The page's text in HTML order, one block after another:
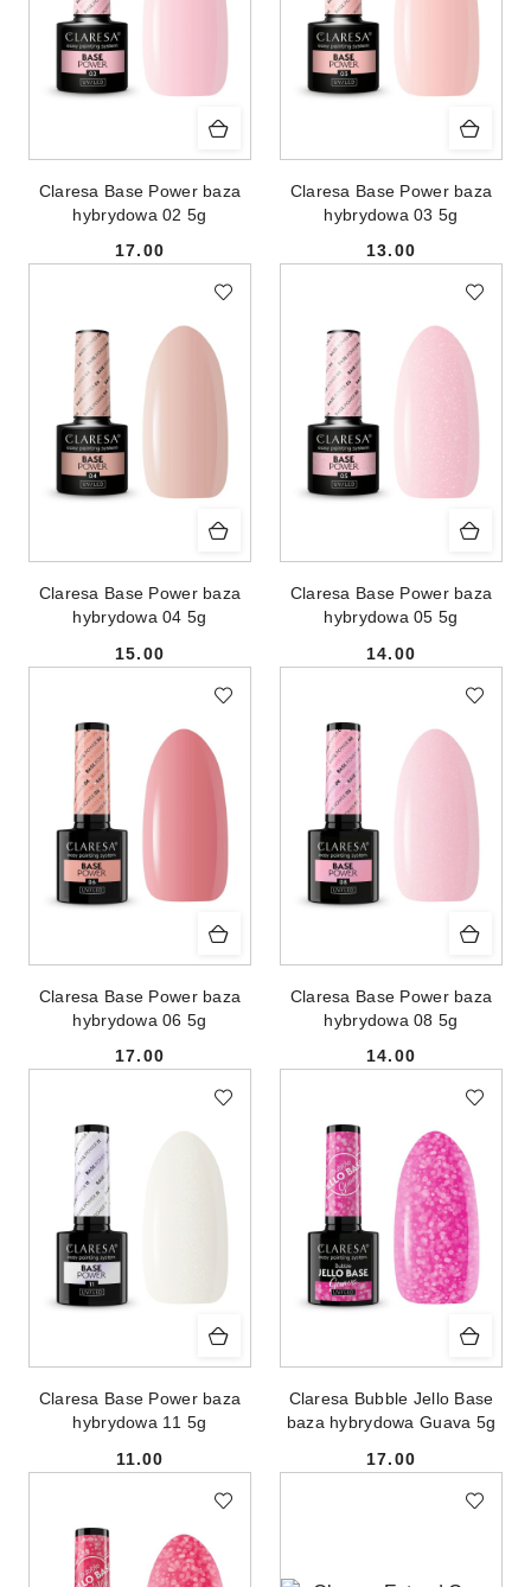
Claresa Base Power baza
hybrydowa 02 5g
Cena:
17.00
Claresa Base Power baza
hybrydowa 03 5g
Cena:
13.00
Claresa Base Power baza
hybrydowa 04 5g
Cena:
15.00
Claresa Base Power baza
hybrydowa 05 5g
Cena:
14.00
Claresa Base Power baza
hybrydowa 06 5g
Cena:
17.00
Claresa Base Power baza
hybrydowa 08 5g
Cena:
14.00
Claresa Base Power baza
hybrydowa 11 5g
Cena:
11.00
Claresa Bubble Jello Base
baza hybrydowa Guava 5g
Cena:
17.00